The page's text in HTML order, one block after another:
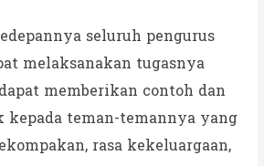
seluruh pengurus
melaksanakan tugasnya
memberikan contoh dan
kepada teman-temannya yang
rasa kekeluargaan,